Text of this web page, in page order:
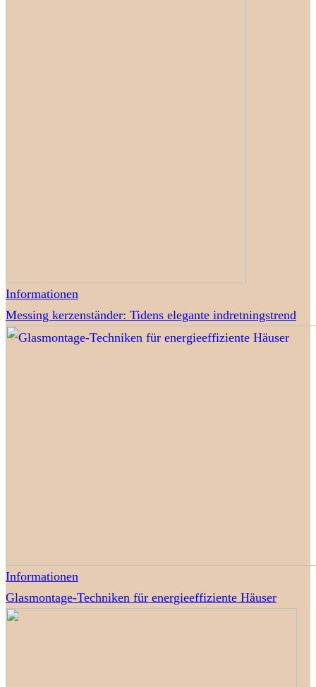
Informationen
Messing kerzenständer: Tidens elegante indretningstrend
Informationen
Glasmontage-Techniken für energieeffiziente Häuser